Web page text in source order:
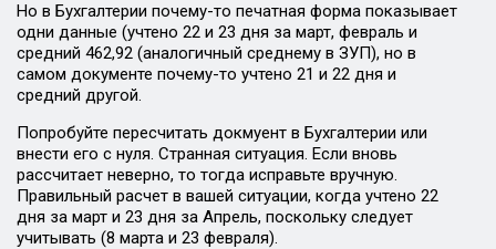
Но в Бухгалтерии почему-то печатная форма показывает
одни данные (учтено 22 и 23 дня за март, февраль и
средний 462,92 (аналогичный среднему в ЗУП), но в
самом документе почему-то учтено 21 и 22 дня и
средний другой.
Попробуйте пересчитать докмуент в Бухгалтерии или
внести его с нуля. Странная ситуация. Если вновь
рассчитает неверно, то тогда исправьте вручную.
Правильный расчет в вашей ситуации, когда учтено 22
дня за март и 23 дня за Апрель, поскольку следует
учитывать (8 марта и 23 февраля).